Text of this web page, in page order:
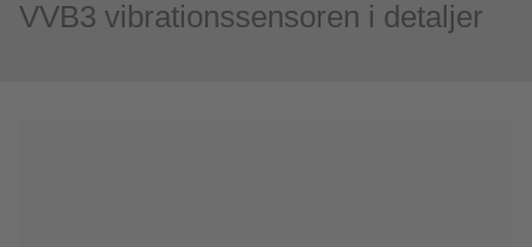
VVB3 vibrationssensoren i detaljer